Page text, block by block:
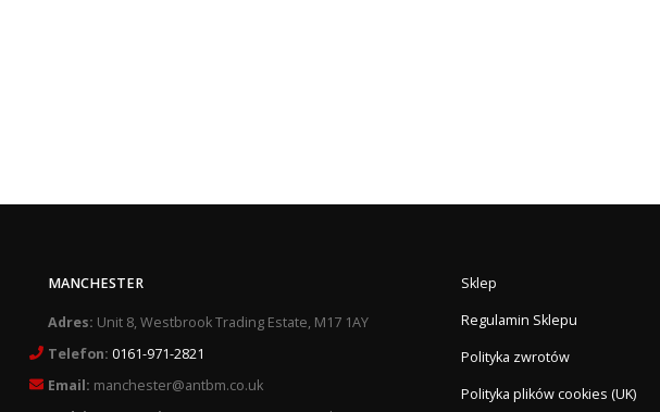
MANCHESTER
Adres: Unit 8, Westbrook Trading Estate, M17 1AY
Telefon: 0161-971-2821
Email: manchester@antbm.co.uk
Sklep
Regulamin Sklepu
Polityka zwrotów
Polityka plików cookies (UK)